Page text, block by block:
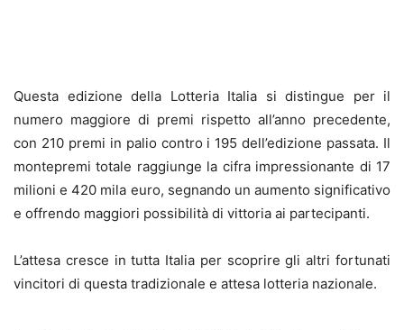
Questa edizione della Lotteria Italia si distingue per il
numero maggiore di premi rispetto all’anno precedente,
con 210 premi in palio contro i 195 dell’edizione passata. Il
montepremi totale raggiunge la cifra impressionante di 17
milioni e 420 mila euro, segnando un aumento significativo
e offrendo maggiori possibilità di vittoria ai partecipanti.
L’attesa cresce in tutta Italia per scoprire gli altri fortunati
vincitori di questa tradizionale e attesa lotteria nazionale.